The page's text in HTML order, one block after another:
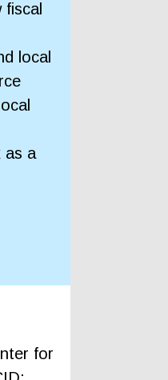
local
as a
for